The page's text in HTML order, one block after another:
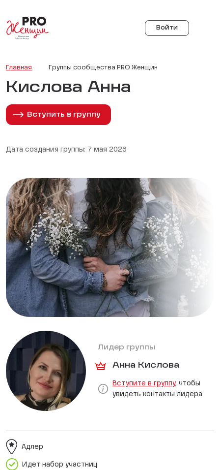
Войти
Главная Группы сообщества PRO Женщин
Кислова Анна
Вступить в группу
Дата создания группы: 7 мая 2026
Лидер группы
Анна Кислова
Вступите в группу, чтобы
увидеть контакты лидера
Идет набор участниц
Адлер